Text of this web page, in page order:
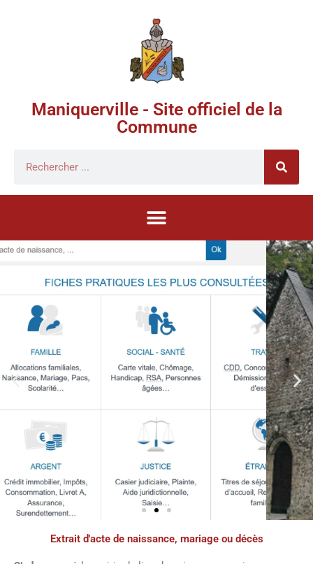
Maniquerville - Site officiel de la
Commune
Démarches
Extrait d'acte de naissance, mariage ou décès